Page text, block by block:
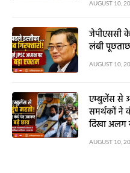
AUGUST 10,
जेपीएससी
लंबी
AUGUST 10,
एम्बुलेंस से
समर्थकों ने
दिखा अलग
AUGUST 10,